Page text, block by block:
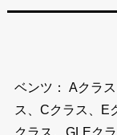
ベンツ： Aクラ
ス、Cクラス、E